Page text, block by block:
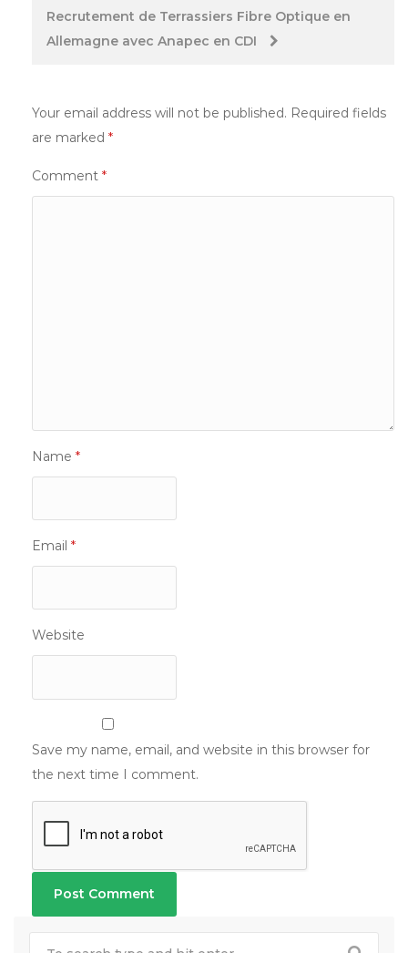
Recrutement de Terrassiers Fibre Optique en
Allemagne avec Anapec en CDI
Your email address will not be published. Required fields
are marked *
Comment *
Name *
Email *
Website
Save my name, email, and website in this browser for
the next time I comment.